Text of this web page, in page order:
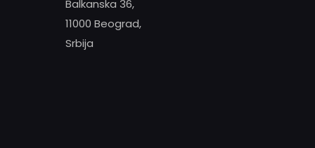
Balkanska 36,
11000 Beograd,
Srbija